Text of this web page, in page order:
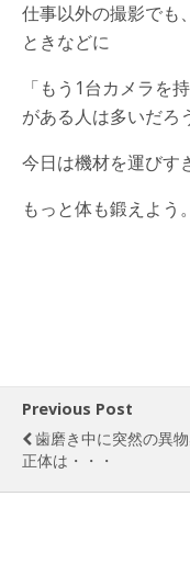
仕事以外の撮影でも
ときなどに
「もう1台カメラを
がある人は多いだろ
今日は機材を運びす
もっと体も鍛えよう。
Previous Post
歯磨き中に突然の異物
正体は・・・